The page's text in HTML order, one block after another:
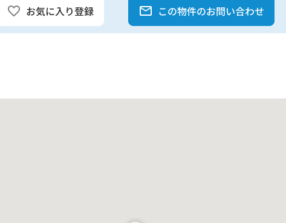
お気に入り登録 この物件のお問い合わせ